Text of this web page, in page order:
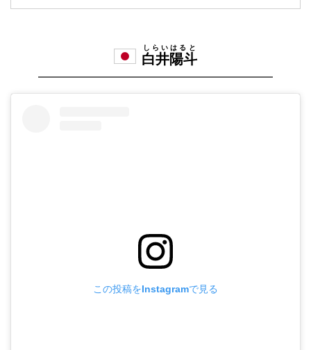
白井陽斗
しらいはると
この投稿をInstagramで見る